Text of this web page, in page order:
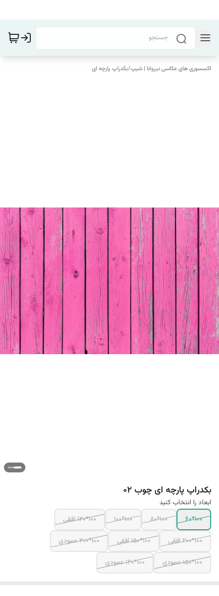
اکسسوری های عکاسی نیروانا | شیپ/بکدراپ پارچه ای
بکدراپ پارچه ای چوب 02
ابعاد را انتخاب کنید
100*60
100*80
100*100
100*120 افقی
100*200 افقی
100*150 افقی
100*200 عمودی
100*150 عمودی
100*120 عمودی